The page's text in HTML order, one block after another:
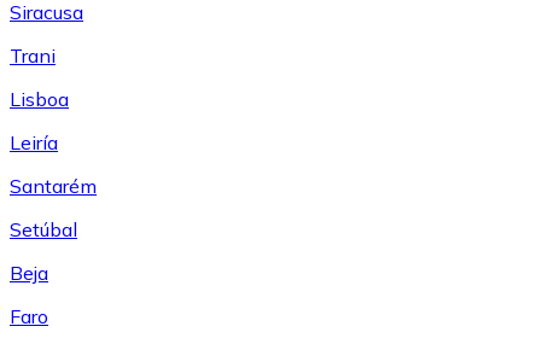
Siracusa
Trani
Lisboa
Leiría
Santarém
Setúbal
Beja
Faro